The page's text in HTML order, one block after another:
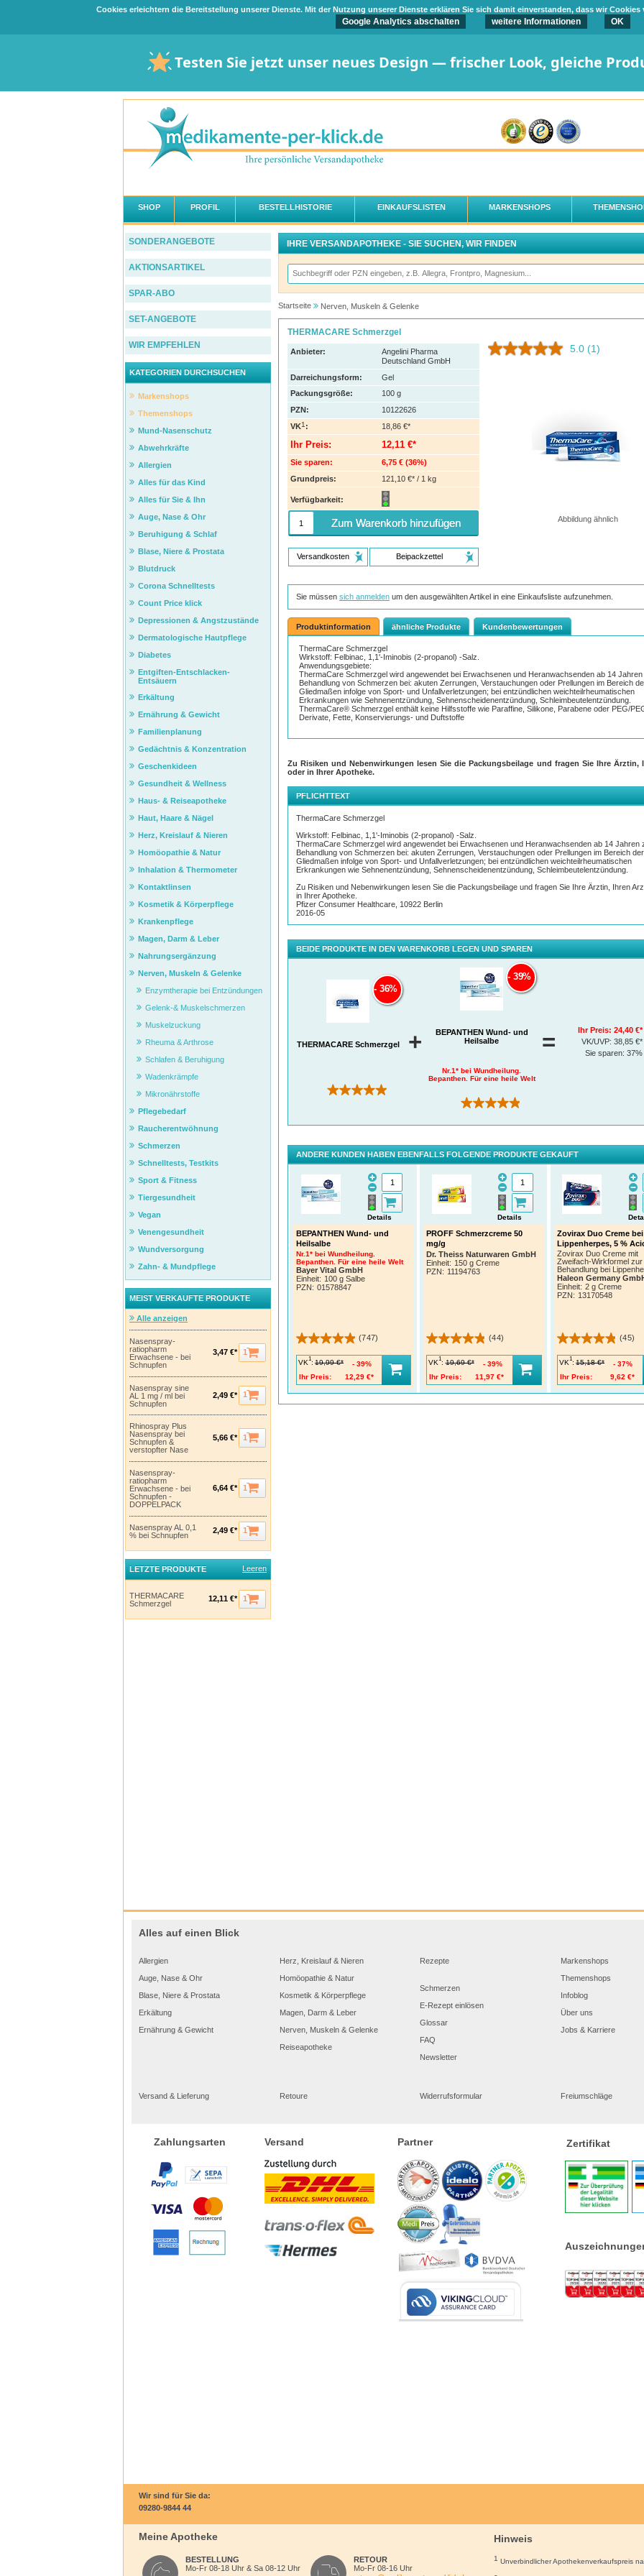
Cookies erleichtern die Bereitstellung unserer Dienste. Mit der Nutzung unserer Dienste erklären Sie sich damit einverstanden, dass wir
Google Analytics abschalten weitere Informationen OK
Testen Sie jetzt unser neues Design — frischer Look, gleiche
SHOP PROFIL BESTELLHISTORIE EINKAUFSLISTEN MARKENSHOPS
IHRE VERSANDAPOTHEKE - SIE SUCHEN, WIR FINDEN
Startseite Nerven, Muskeln & Gelenke
THERMACARE Schmerzgel
5.0 (1)
Abbildung ähnlich
Anbieter:
Angelini Pharma
Deutschland GmbH
Darreichungsform:
Gel
Packungsgröße:
100 g
PZN:
10122626
VK1: 18,86 €*
Ihr Preis: 12,11 €*
Sie sparen: 6,75 € (36%)
Grundpreis:
121,10 €* / 1 kg
Verfügbarkeit:
Zum Warenkorb hinzufügen
Versandkosten Beipackzettel
Sie müssen sich anmeldenum den ausgewählten Artikel in eine Einkaufsliste aufzunehmen.
Produktinformation ähnliche Produkte Kundenbewertungen
ThermaCare Schmerzgel
Wirkstoff: Felbinac, 1,1'-Iminobis (2-propanol) -Salz.
Anwendungsgebiete:
ThermaCare Schmerzgel wird angewendet bei Erwachsenen und Heranwachsenden ab 14
Behandlung von Schmerzen bei: akuten Zerrungen, Verstauchungen oder Prellungen im Bereich
Gliedmaßen infolge von Sport- und Unfallverletzungen; bei entzündlichen weichteilrheumatischen
Erkrankungen wie Sehnenentzündung, Sehnenscheidenentzündung, Schleimbeutelentzündung.
ThermaCare® Schmerzgel enthält keine Hilfsstoffe wie Paraffine, Silikone, Parabene oder PEG/
Derivate, Fette, Konservierungs- und Duftstoffe
Zu Risiken und Nebenwirkungen lesen Sie die Packungsbeilage und fragen Sie Ihre Ärztin,
oder in Ihrer Apotheke.
PFLICHTTEXT
ThermaCare Schmerzgel
Wirkstoff: Felbinac, 1,1'-Iminobis (2-propanol) -Salz.
ThermaCare Schmerzgel wird angewendet bei Erwachsenen und Heranwachsenden ab 14 Jahren
Behandlung von Schmerzen bei: akuten Zerrungen, Verstauchungen oder Prellungen im Bereich der
Gliedmaßen infolge von Sport- und Unfallverletzungen; bei entzündlichen weichteilrheumatischen
Erkrankungen wie Sehnenentzündung, Sehnenscheidenentzündung, Schleimbeutelentzündung.
Zu Risiken und Nebenwirkungen lesen Sie die Packungsbeilage und fragen Sie Ihre Ärztin, Ihren
in Ihrer Apotheke.
Pfizer Consumer Healthcare, 10922 Berlin
2016-05
BEIDE PRODUKTE IN DEN WARENKORB LEGEN UND SPAREN
THERMACARE Schmerzgel
(1)
36%
+
BEPANTHEN Wund- und
Heilsalbe
Nr.1* bei Wundheilung.
Bepanthen. Für eine heile Welt
(747)
39%
= Ihr Preis:24,40 €*
VK/UVP:38,85 €*
Sie sparen:37%
ANDERE KUNDEN HABEN EBENFALLS FOLGENDE PRODUKTE GEKAUFT
BEPANTHEN Wund- und
Heilsalbe
Nr.1* bei Wundheilung.
Bepanthen. Für eine heile Welt
Bayer Vital GmbH
Einheit: 100 g Salbe
PZN : 01578847
Details
(747)
VK
1
: 19,99 €*
Ihr Preis:
12,29 €*
39%
PROFF Schmerzcreme 50
mg/g
Dr. Theiss Naturwaren GmbH
Einheit: 150 g Creme
PZN : 11194763
Details
(44)
VK
1
: 19,69 €*
Ihr Preis:
11,97 €*
39%
Zovirax Duo Creme bei
Lippenherpes, 5 %
Zovirax Duo Creme mit
Zweifach-Wirkformel zur
Behandlung bei
Haleon Germany
Einheit: 2 g Creme
PZN : 13170548
(45)
VK
1
: 15,18 €*
Ihr Preis:
9,62 €*
37%
SONDERANGEBOTE
AKTIONSARTIKEL
SPAR-ABO
SET-ANGEBOTE
WIR EMPFEHLEN
KATEGORIEN DURCHSUCHEN
Markenshops
Themenshops
Mund-Nasenschutz
Abwehrkräfte
Allergien
Alles für das Kind
Alles für Sie & Ihn
Auge, Nase & Ohr
Beruhigung & Schlaf
Blase, Niere & Prostata
Blutdruck
Corona Schnelltests
Count Price klick
Depressionen & Angstzustände
Dermatologische Hautpflege
Diabetes
Entgiften-Entschlacken-
Entsäuern
Erkältung
Ernährung & Gewicht
Familienplanung
Gedächtnis & Konzentration
Geschenkideen
Gesundheit & Wellness
Haus- & Reiseapotheke
Haut, Haare & Nägel
Herz, Kreislauf & Nieren
Homöopathie & Natur
Inhalation & Thermometer
Kontaktlinsen
Kosmetik & Körperpflege
Krankenpflege
Magen, Darm & Leber
Nahrungsergänzung
Nerven, Muskeln & Gelenke
Enzymtherapie bei Entzündungen
Gelenk-& Muskelschmerzen
Muskelzuckung
Rheuma & Arthrose
Schlafen & Beruhigung
Wadenkrämpfe
Mikronährstoffe
Pflegebedarf
Raucherentwöhnung
Schmerzen
Schnelltests, Testkits
Sport & Fitness
Tiergesundheit
Vegan
Venengesundheit
Wundversorgung
Zahn- & Mundpflege
MEIST VERKAUFTE PRODUKTE
Alle anzeigen
Nasenspray-
ratiopharm
Erwachsene - bei
Schnupfen
3,47 €* 1
Nasenspray sine
AL 1 mg / ml bei
Schnupfen
2,49 €* 1
Rhinospray Plus
Nasenspray bei
Schnupfen &
verstopfter Nase
5,66 €* 1
Nasenspray-
ratiopharm
Erwachsene - bei
Schnupfen -
DOPPELPACK
6,64 €* 1
Nasenspray AL 0,1
% bei Schnupfen
2,49 €* 1
LETZTE PRODUKTE Leeren
THERMACARE
Schmerzgel
12,11 €* 1
Alles auf einen Blick
Allergien
Auge, Nase & Ohr
Blase, Niere & Prostata
Erkältung
Ernährung & Gewicht
Herz, Kreislauf & Nieren
Homöopathie & Natur
Kosmetik & Körperpflege
Magen, Darm & Leber
Nerven, Muskeln & Gelenke
Reiseapotheke
Rezepte
Schmerzen
E-Rezept einlösen
Glossar
FAQ
Newsletter
Markenshops
Themenshops
Infoblog
Über uns
Jobs & Karriere
Versand & Lieferung Retoure Widerrufsformular Freiumschläge
Zahlungsarten Versand Partner Zertifikat
Wir sind für Sie da:
09280-9844 44
Meine Apotheke
BESTELLUNG
Mo-Fr 08-18 Uhr & Sa 08-12 Uhr
RETOUR
Mo-Fr 08-16 Uhr
Hinweis
1 Unverbindlicher Apothekenverkaufspreis